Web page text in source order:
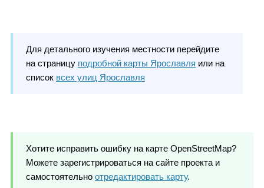
Для детального изучения местности перейдите
на страницу подробной карты Ярославля или на
список всех улиц Ярославля
Хотите исправить ошибку на карте OpenStreetMap?
Можете зарегистрироваться на сайте проекта и
самостоятельно отредактировать карту.